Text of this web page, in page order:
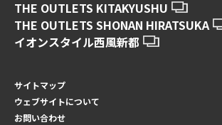
THE OUTLETS KITAKYUSHU
THE OUTLETS SHONAN HIRATSUKA
イオンスタイル西風新都
サイトマップ
ウェブサイトについて
お問い合わせ